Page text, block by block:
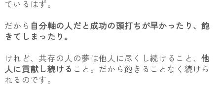
ているはず。
だから 自分軸の人だと成功の頭打ちが早かったり、飽
きてしまったり。
けれど、共存の人の夢は他人に尽くし続けること、他
人に貢献し続ける こと。だから飽きることなく続けら
れるのです。